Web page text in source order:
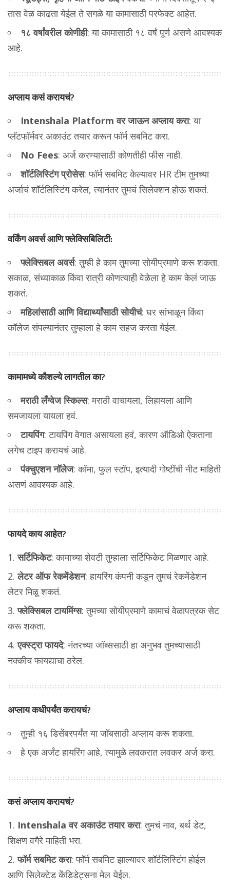
तास वेळ काढता येईल ते सगळे या कामासाठी परफेक्ट आहेत.
१८ वर्षांवरील कोणीही: या कामासाठी १८ वर्षं पूर्ण असणे आवश्यक
आहे.
अप्लाय कसं करायचं?
Intenshala Platform वर जाऊन अप्लाय करा: या
प्लॅटफॉर्मवर अकाउंट तयार करून फॉर्म सबमिट करा.
No Fees: अर्ज करण्यासाठी कोणतीही फीस नाही.
शॉर्टलिस्टिंग प्रोसेस: फॉर्म सबमिट केल्यावर HR टीम तुमच्या
अर्जाचं शॉर्टलिस्टिंग करेल, त्यानंतर तुमचं सिलेक्शन होऊ शकतं.
वर्किंग अवर्स आणि फ्लेक्सिबिलिटी:
फ्लेक्सिबल अवर्स: तुम्ही हे काम तुमच्या सोयीप्रमाणे करू शकता.
सकाळ, संध्याकाळ किंवा रात्री कोणत्याही वेळेला हे काम केलं जाऊ
शकतं.
महिलांसाठी आणि विद्यार्थ्यांसाठी सोयीचं: घर सांभाळून किंवा
कॉलेज संपल्यानंतर तुम्हाला हे काम सहज करता येईल.
कामामध्ये कौशल्ये लागतील का?
मराठी लँग्वेज स्किल्स: मराठी वाचायला, लिहायला आणि
समजायला यायला हवं.
टायपिंग: टायपिंग वेगात असायला हवं, कारण ऑडिओ ऐकताना
लगेच टाइप करायचं आहे.
पंक्चुएशन नॉलेज: कॉमा, फुल स्टॉप, इत्यादी गोष्टींची नीट माहिती
असणं आवश्यक आहे.
फायदे काय आहेत?
सर्टिफिकेट: कामाच्या शेवटी तुम्हाला सर्टिफिकेट मिळणार आहे.
लेटर ऑफ रेकमेंडेशन: हायरिंग कंपनी कडून तुमचं रेकमेंडेशन
लेटर मिळू शकतं.
फ्लेक्सिबल टायमिंग्स: तुमच्या सोयीप्रमाणे कामाचं वेळापत्रक सेट
करू शकता.
एक्स्ट्रा फायदे: नंतरच्या जॉब्ससाठी हा अनुभव तुमच्यासाठी
नक्कीच फायद्याचा ठरेल.
अप्लाय कधीपर्यंत करायचं?
तुम्ही १६ डिसेंबरपर्यंत या जॉबसाठी अप्लाय करू शकता.
हे एक अर्जंट हायरिंग आहे, त्यामुळे लवकरात लवकर अर्ज करा.
कसं अप्लाय करायचं?
Intenshala वर अकाउंट तयार करा: तुमचं नाव, बर्थ डेट,
शिक्षण वगैरे माहिती भरा.
फॉर्म सबमिट करा: फॉर्म सबमिट झाल्यावर शॉर्टलिस्टिंग होईल
आणि सिलेक्टेड केंडिडेट्सना मेल येईल.